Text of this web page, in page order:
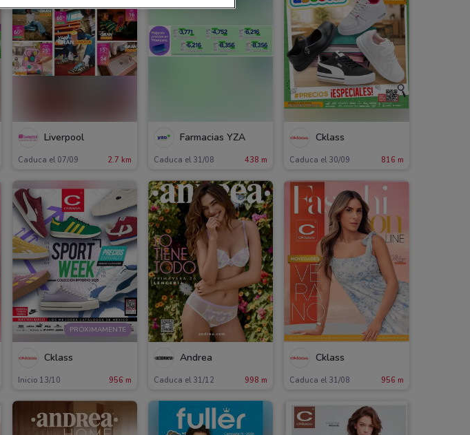
Liverpool
Caduca el 07/09 2.7 km
Farmacias YZA
Caduca el 31/08 438 m
Cklass
Caduca el 30/09 816 m
PRÓXIMAMENTE
Cklass
Inicio 13/10 956 m
Andrea
Caduca el 31/12 998 m
Cklass
Caduca el 31/08 956 m